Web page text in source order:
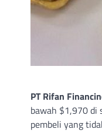
PT Rifan
bawah $1,970 di
pembeli yang